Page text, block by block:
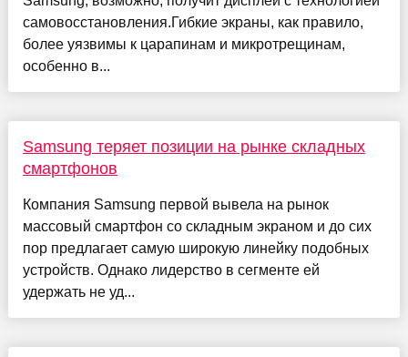
самовосстановления.Гибкие экраны, как правило,
более уязвимы к царапинам и микротрещинам,
особенно в...
Samsung теряет позиции на рынке складных
смартфонов
Компания Samsung первой вывела на рынок
массовый смартфон со складным экраном и до сих
пор предлагает самую широкую линейку подобных
устройств. Однако лидерство в сегменте ей
удержать не уд...